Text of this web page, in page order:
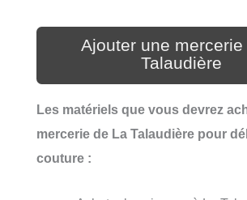
Ajouter une
Talaudière
Les matériels que vous devrez
mercerie de La Talaudière pour
couture :